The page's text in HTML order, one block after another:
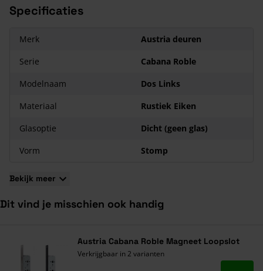
Op de Austria Cabana Roble binnendeuren kun je niet de
speciale
ontwikkeld. De extra hoge
schuifdeur? Dan kun je een bijpassend Cabana Roble slotklos
bestellen.
Specificaties
Merk
Austria deuren
Serie
Cabana Roble
Modelnaam
Dos Links
Materiaal
Rustiek Eiken
Glasoptie
Dicht (geen glas)
Vorm
Stomp
Bekijk meer
Dit vind je misschien ook handig
Austria Cabana Roble Magneet Loopslot
Verkrijgbaar in 2 varianten